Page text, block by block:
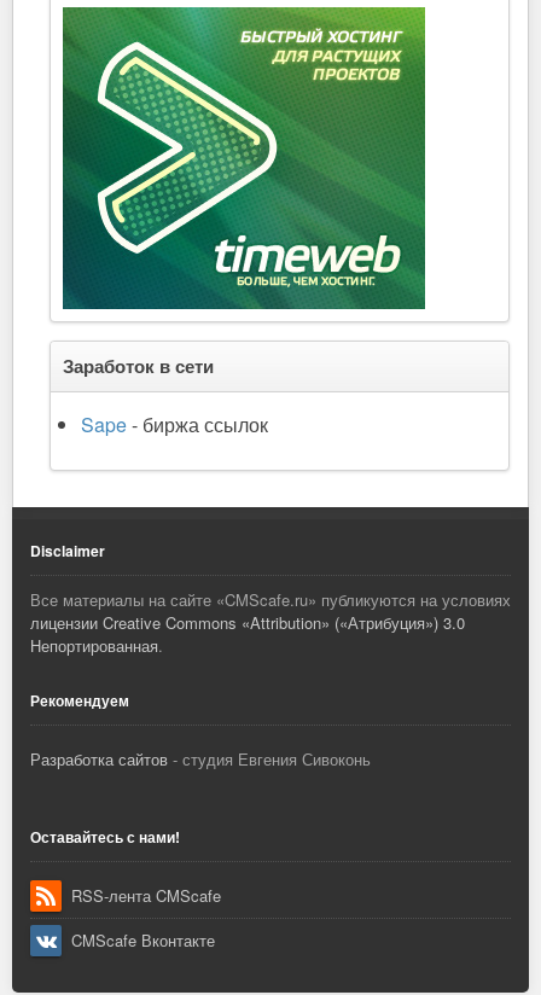
Заработок в сети
Sape- биржа ссылок
Disclaimer
Все материалы на сайте «CMScafe.ru» публикуются на условиях
лицензии Creative Commons «Attribution» («Атрибуция») 3.0
Непортированная.
Рекомендуем
Разработка сайтов - студия Евгения Сивоконь
Оставайтесь с нами!
RSS-лента CMScafe
CMScafe Вконтакте